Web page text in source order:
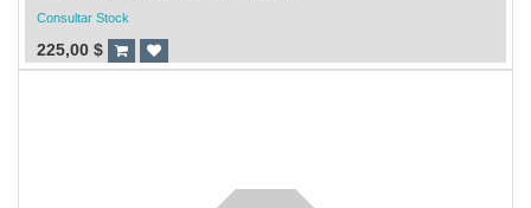
Consultar Stock
225,00 $